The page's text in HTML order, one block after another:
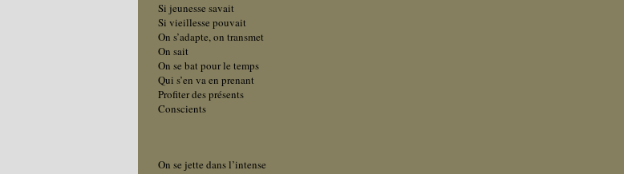
Si jeunesse savait
Si vieillesse pouvait
On s’adapte, on transmet
On sait
On se bat pour le temps
Qui s’en va en prenant
Profiter des présents
Conscients
On se jette dans l’intense